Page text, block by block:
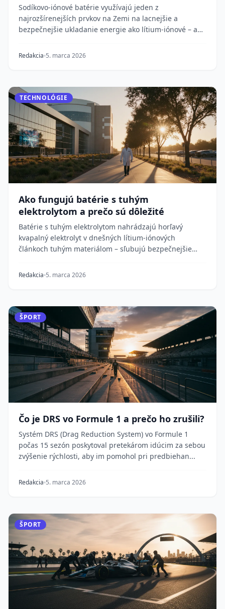
Sodíkovo-iónové batérie využívajú jeden z
najrozšírenejších prvkov na Zemi na lacnejšie a
bezpečnejšie ukladanie energie ako lítium-iónové – a
Redakcia 5. marca 2026
TECHNOLÓGIE
Ako fungujú batérie s tuhým
elektrolytom a prečo sú dôležité
Batérie s tuhým elektrolytom nahrádzajú horľavý
kvapalný elektrolyt v dnešných lítium-iónových
článkoch tuhým materiálom – sľubujú bezpečnejšie
Redakcia 5. marca 2026
ŠPORT
Čo je DRS vo Formule 1 a prečo ho zrušili?
Systém DRS (Drag Reduction System) vo Formule 1
počas 15 sezón poskytoval pretekárom idúcim za sebou
zvýšenie rýchlosti, aby im pomohol pri predbiehan...
Redakcia 5. marca 2026
ŠPORT